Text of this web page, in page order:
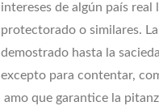
intereses de algún país
protectorado o similares.
demostrado hasta la
excepto para contentar,
amo que garantice la